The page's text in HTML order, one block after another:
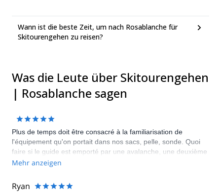
Wann ist die beste Zeit, um nach Rosablanche für
Skitourengehen zu reisen?
Was die Leute über Skitourengehen
| Rosablanche sagen
Plus de temps doit être consacré à la familiarisation de
l'équipement qu'on portait dans nos sacs, pelle, sonde. Quoi
faire si le guide est emporté par une avalanche, une deuxième
radio devrait être porté par un des clients, comment utiliser les
Mehr anzeigen
Ryan